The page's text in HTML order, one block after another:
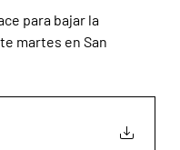
para bajar la
martes en San